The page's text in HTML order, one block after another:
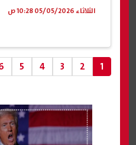
الثلاثاء 05/05/2026 10:28 ص
1
2
3
4
5